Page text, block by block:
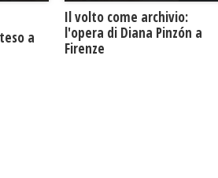
a
​Il volto come archivio:
l'opera di Diana Pinzón a
Firenze